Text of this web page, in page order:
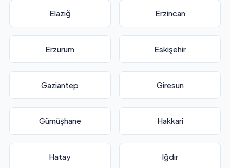
Elazığ Erzincan
Erzurum Eskişehir
Gaziantep Giresun
Gümüşhane Hakkari
Hatay Iğdır